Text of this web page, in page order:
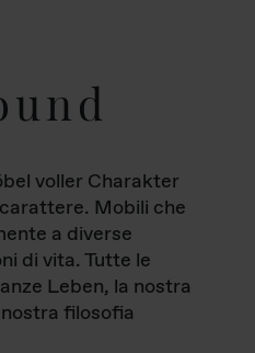
voller Charakter
Mobili che
a diverse
di vita. Tutte le
Leben, la nostra
filosofia